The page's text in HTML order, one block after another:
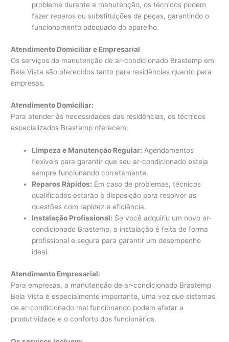
problema durante a manutenção, os técnicos podem
fazer reparos ou substituições de peças, garantindo o
funcionamento adequado do aparelho.
Atendimento Domiciliar e Empresarial
Os serviços de manutenção de ar-condicionado Brastemp em
Bela Vista são oferecidos tanto para residências quanto para
empresas.
Atendimento Domiciliar:
Para atender às necessidades das residências, os técnicos
especializados Brastemp oferecem:
Limpeza e Manutenção Regular: Agendamentos
flexíveis para garantir que seu ar-condicionado esteja
sempre funcionando corretamente.
Reparos Rápidos: Em caso de problemas, técnicos
qualificados estarão à disposição para resolver as
questões com rapidez e eficiência.
Instalação Profissional: Se você adquiriu um novo ar-
condicionado Brastemp, a instalação é feita de forma
profissional e segura para garantir um desempenho
ideal.
Atendimento Empresarial:
Para empresas, a manutenção de ar-condicionado Brastemp
Bela Vista é especialmente importante, uma vez que sistemas
de ar-condicionado mal funcionando podem afetar a
produtividade e o conforto dos funcionários.